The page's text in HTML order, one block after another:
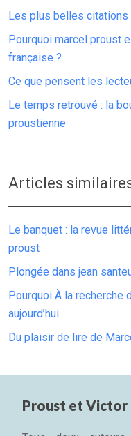
Les plus belles
Pourquoi marcel proust
française ?
Ce que pensent les
Le temps retrouvé : la
proustienne
Articles
Le banquet : la revue
proust
Plongée dans jean
Pourquoi À la recherche
aujourd’hui
Du plaisir de lire de
Proust et Victor